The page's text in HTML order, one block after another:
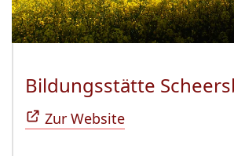
Bildungsstätte
Zur Website